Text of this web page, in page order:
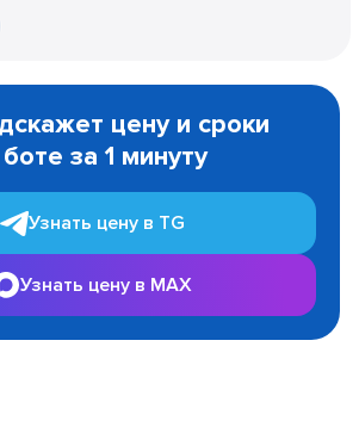
цену и сроки
за 1 минуту
Узнать цену в TG
Узнать цену в MAX